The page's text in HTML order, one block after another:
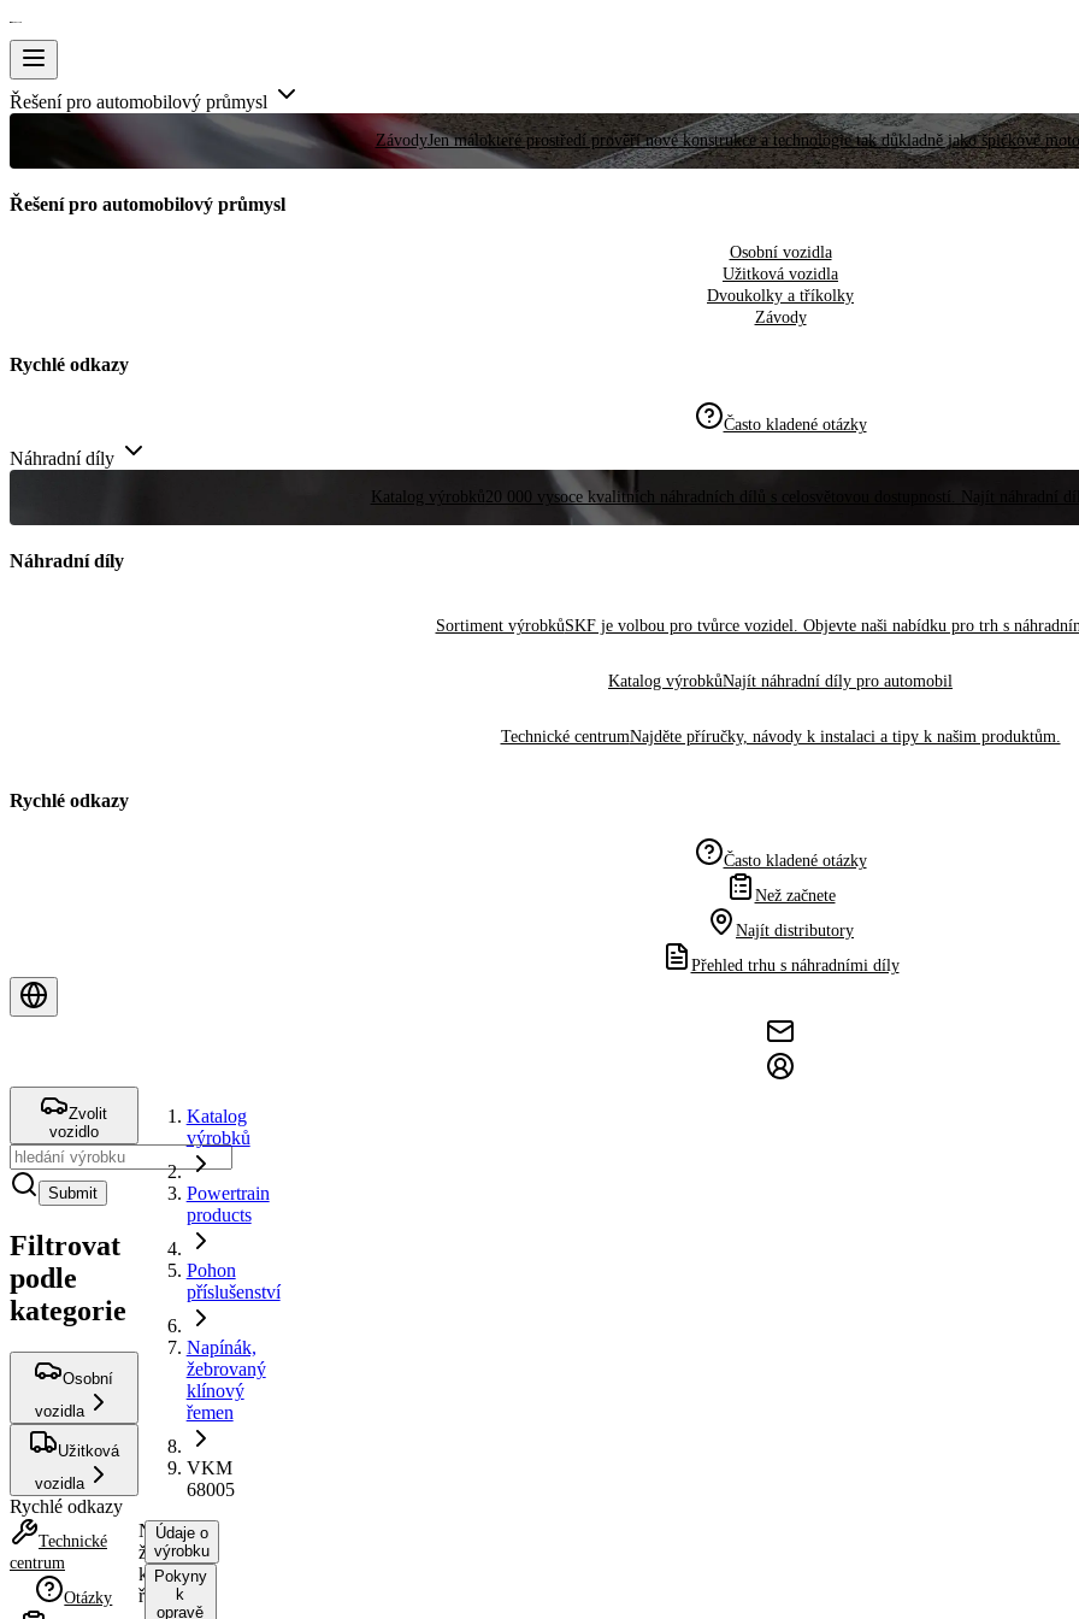
Řešení pro automobilový průmysl
ZávodyJen málokteré prostředí prověří nové konstrukce a technologie tak důkladně jako špičkové
Řešení pro automobilový průmysl
Osobní vozidla
Užitková vozidla
Dvoukolky a tříkolky
Závody
Rychlé odkazy
Často kladené otázky
Náhradní díly
Katalog výrobků20 000 vysoce kvalitních náhradních dílů s celosvětovou dostupností. Najít náhradní
Náhradní díly
Sortiment výrobkůSKF je volbou pro tvůrce vozidel. Objevte naši nabídku pro trh s
Katalog výrobkůNajít náhradní díly pro automobil
Technické centrumNajděte příručky, návody k instalaci a tipy k našim produktům.
Rychlé odkazy
Často kladené otázky
Než začnete
Najít distributory
Přehled trhu s náhradními díly
Zvolit
vozidlo
Submit
Filtrovat
podle
kategorie
Osobní
vozidla
Užitková
vozidla
Rychlé odkazy
Technické
centrum
Otázky
Katalog
výrobků
Powertrain
products
Pohon
příslušenství
Napínák,
žebrovaný
klínový
řemen
VKM
68005
Napínák,
žebrovaný
klínový
řemen
Údaje o
výrobku
Pokyny
k
opravě